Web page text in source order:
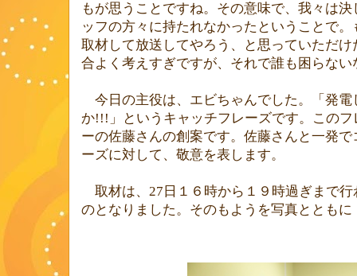
もが思うことですね。その意味で、我々は
ッフの方々に持たれなかったということで
取材して放送してやろう、と思っていただ
合よく考えすぎですが、それで誰も困らな
今日の主役は、エビちゃんでした。「発電
か!!! 」というキャッチフレーズです。この
ーの佐藤さんの創案です。佐藤さんと一発
ーズに対して、敬意を表します。
取材は、 27 日１６時から１９時過ぎまで
のとなりました。そのもようを写真とともに